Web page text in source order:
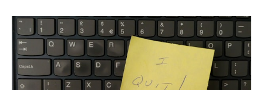
financieros reflejen de manera fiel la situación
financiera